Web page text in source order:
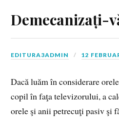
Demecanizați-
EDITURA3ADMIN 12
Dacă luăm în considerare
copil în faţa televizorului, a
orele şi anii petrecuţi pasiv şi